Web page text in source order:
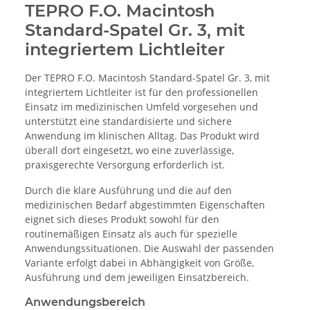
TEPRO F.O. Macintosh
Standard-Spatel Gr. 3, mit
integriertem Lichtleiter
Der TEPRO F.O. Macintosh Standard-Spatel Gr. 3, mit
integriertem Lichtleiter ist für den professionellen
Einsatz im medizinischen Umfeld vorgesehen und
unterstützt eine standardisierte und sichere
Anwendung im klinischen Alltag. Das Produkt wird
überall dort eingesetzt, wo eine zuverlässige,
praxisgerechte Versorgung erforderlich ist.
Durch die klare Ausführung und die auf den
medizinischen Bedarf abgestimmten Eigenschaften
eignet sich dieses Produkt sowohl für den
routinemäßigen Einsatz als auch für spezielle
Anwendungssituationen. Die Auswahl der passenden
Variante erfolgt dabei in Abhängigkeit von Größe,
Ausführung und dem jeweiligen Einsatzbereich.
Anwendungsbereich